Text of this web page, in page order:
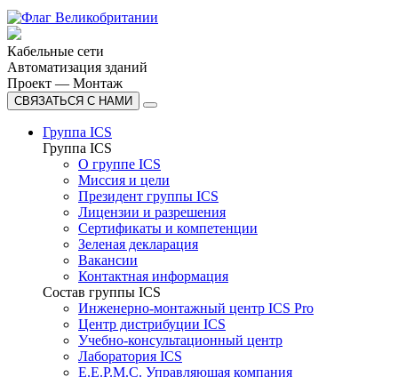
Кабельные сети
Автоматизация зданий
Проект — Монтаж
СВЯЗАТЬСЯ С НАМИ
Группа ICS
Группа ICS
О группе ICS
Миссия и цели
Президент группы ICS
Лицензии и разрешения
Сертификаты и компетенции
Зеленая декларация
Вакансии
Контактная информация
Состав группы ICS
Инженерно-монтажный центр ICS Pro
Центр дистрибуции ICS
Учебно-консультационный центр
Лаборатория ICS
E.E.P.M.C. Управляющая компания